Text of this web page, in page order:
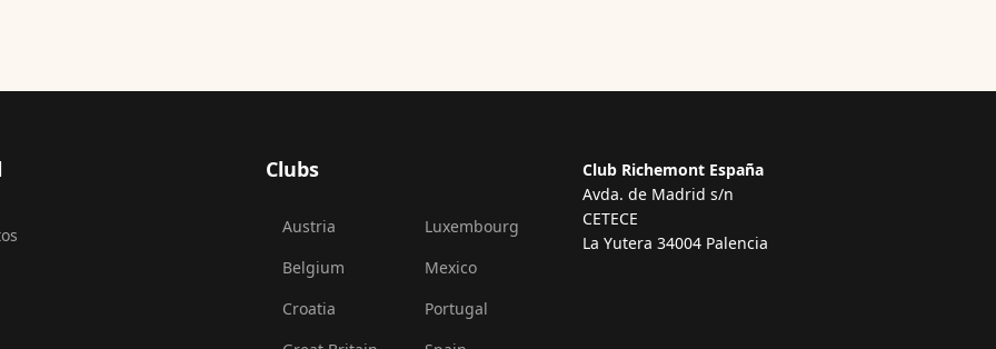
Clubs
Austria
Belgium
Croatia
Luxembourg
Mexico
Portugal
Club Richemont España
Avda. de Madrid s/n
CETECE
La Yutera 34004 Palencia